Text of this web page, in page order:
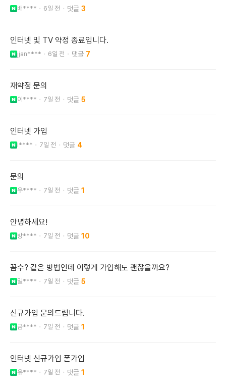
배**** 6일 전 3
인터넷 및 TV 약정 종료입니다.
jjan**** 6일 전 7
재약정 문의
이**** 7일 전 5
인터넷 가입
l**** 7일 전 4
문의
우**** 7일 전 1
안녕하세요!
방**** 7일 전 10
꼼수? 같은 방법인데 이렇게 가입해도 괜찮을까요?
밀**** 7일 전 5
신규가입 문의드립니다.
금**** 7일 전 1
인터넷 신규가입 폰가입
유**** 7일 전 1